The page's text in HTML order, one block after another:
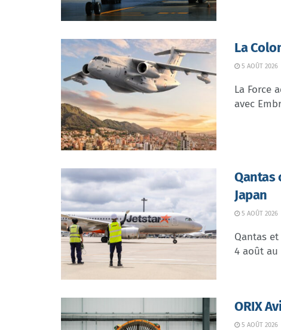
La
5 AOÛT 2026
La Force
avec
Qantas
Japan
5 AOÛT 2026
Qantas
4 août au
ORIX
5 AOÛT 2026